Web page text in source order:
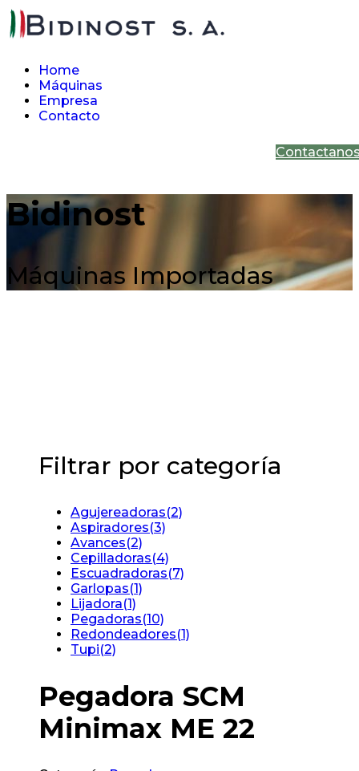
Home
Máquinas
Empresa
Contacto
Bidinost
Máquinas Importadas
Filtrar por categoría
Agujereadoras(2)
Aspiradores(3)
Avances(2)
Cepilladoras(4)
Escuadradoras(7)
Garlopas(1)
Lijadora(1)
Pegadoras(10)
Redondeadores(1)
Tupi(2)
Pegadora SCM
Minimax ME 22